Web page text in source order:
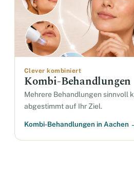
Clever kombiniert
Kombi-Behandlungen
Mehrere Behandlungen sinnvoll
abgestimmt auf Ihr Ziel.
Kombi-Behandlungen in Aachen